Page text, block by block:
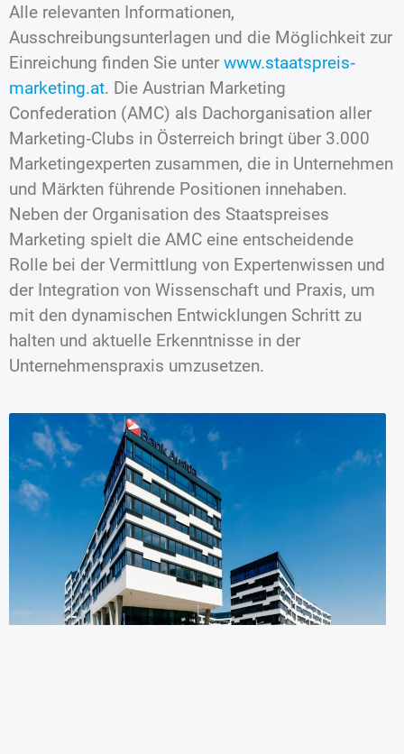
Alle relevanten Informationen,
Ausschreibungsunterlagen und die Möglichkeit zur
Einreichung finden Sie unter www.staatspreis‐
marketing.at. Die Austrian Marketing
Confederation (AMC) als Dachorganisation aller
Marketing‐Clubs in Österreich bringt über 3.000
Marketingexperten zusammen, die in Unternehmen
und Märkten führende Positionen innehaben.
Neben der Organisation des Staatspreises
Marketing spielt die AMC eine entscheidende
Rolle bei der Vermittlung von Expertenwissen und
der Integration von Wissenschaft und Praxis, um
mit den dynamischen Entwicklungen Schritt zu
halten und aktuelle Erkenntnisse in der
Unternehmenspraxis umzusetzen.